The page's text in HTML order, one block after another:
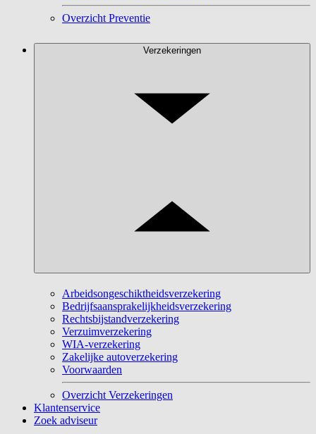
Overzicht Preventie
Verzekeringen
Arbeidsongeschiktheidsverzekering
Bedrijfsaansprakelijkheidsverzekering
Rechtsbijstandverzekering
Verzuimverzekering
WIA-verzekering
Zakelijke autoverzekering
Voorwaarden
Overzicht Verzekeringen
Klantenservice
Zoek adviseur